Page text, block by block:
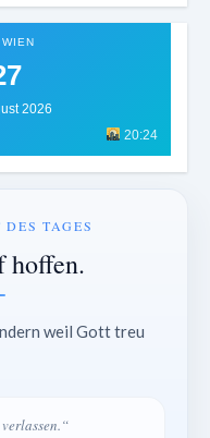
2026
20:24
TAGES
hoffen.
weil Gott treu